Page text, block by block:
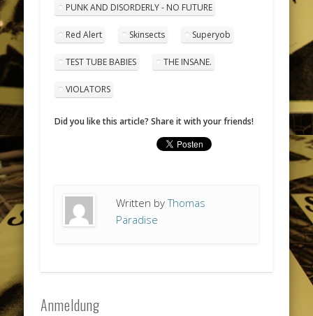
PUNK AND DISORDERLY - NO FUTURE
Red Alert Skinsects Superyob
TEST TUBE BABIES THE INSANE.
VIOLATORS
Did you like this article? Share it with your friends!
Written byThomas
Paradise
Anmeldung